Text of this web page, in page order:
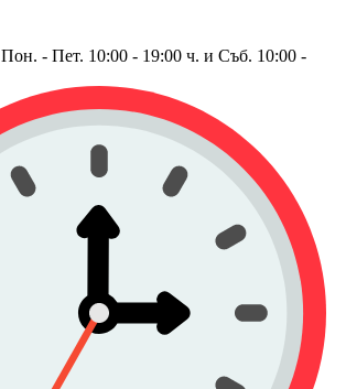
Пон. - Пет. 10:00 - 19:00 ч. и Съб. 10:00 -